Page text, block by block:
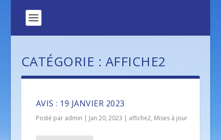
CATÉGORIE : AFFICHE2
AVIS : 19 JANVIER 2023
Posté par admin | Jan 20, 2023 | affiche2, Mises à jour